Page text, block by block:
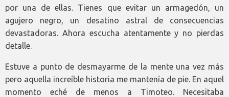
por una de ellas. Tienes que evitar un armagedón, un
agujero negro, un desatino astral de consecuencias
devastadoras. Ahora escucha atentamente y no pierdas
detalle.
Estuve a punto de desmayarme de la mente una vez más
pero aquella increíble historia me mantenía de pie. En aquel
momento eché de menos a Timoteo. Necesitaba